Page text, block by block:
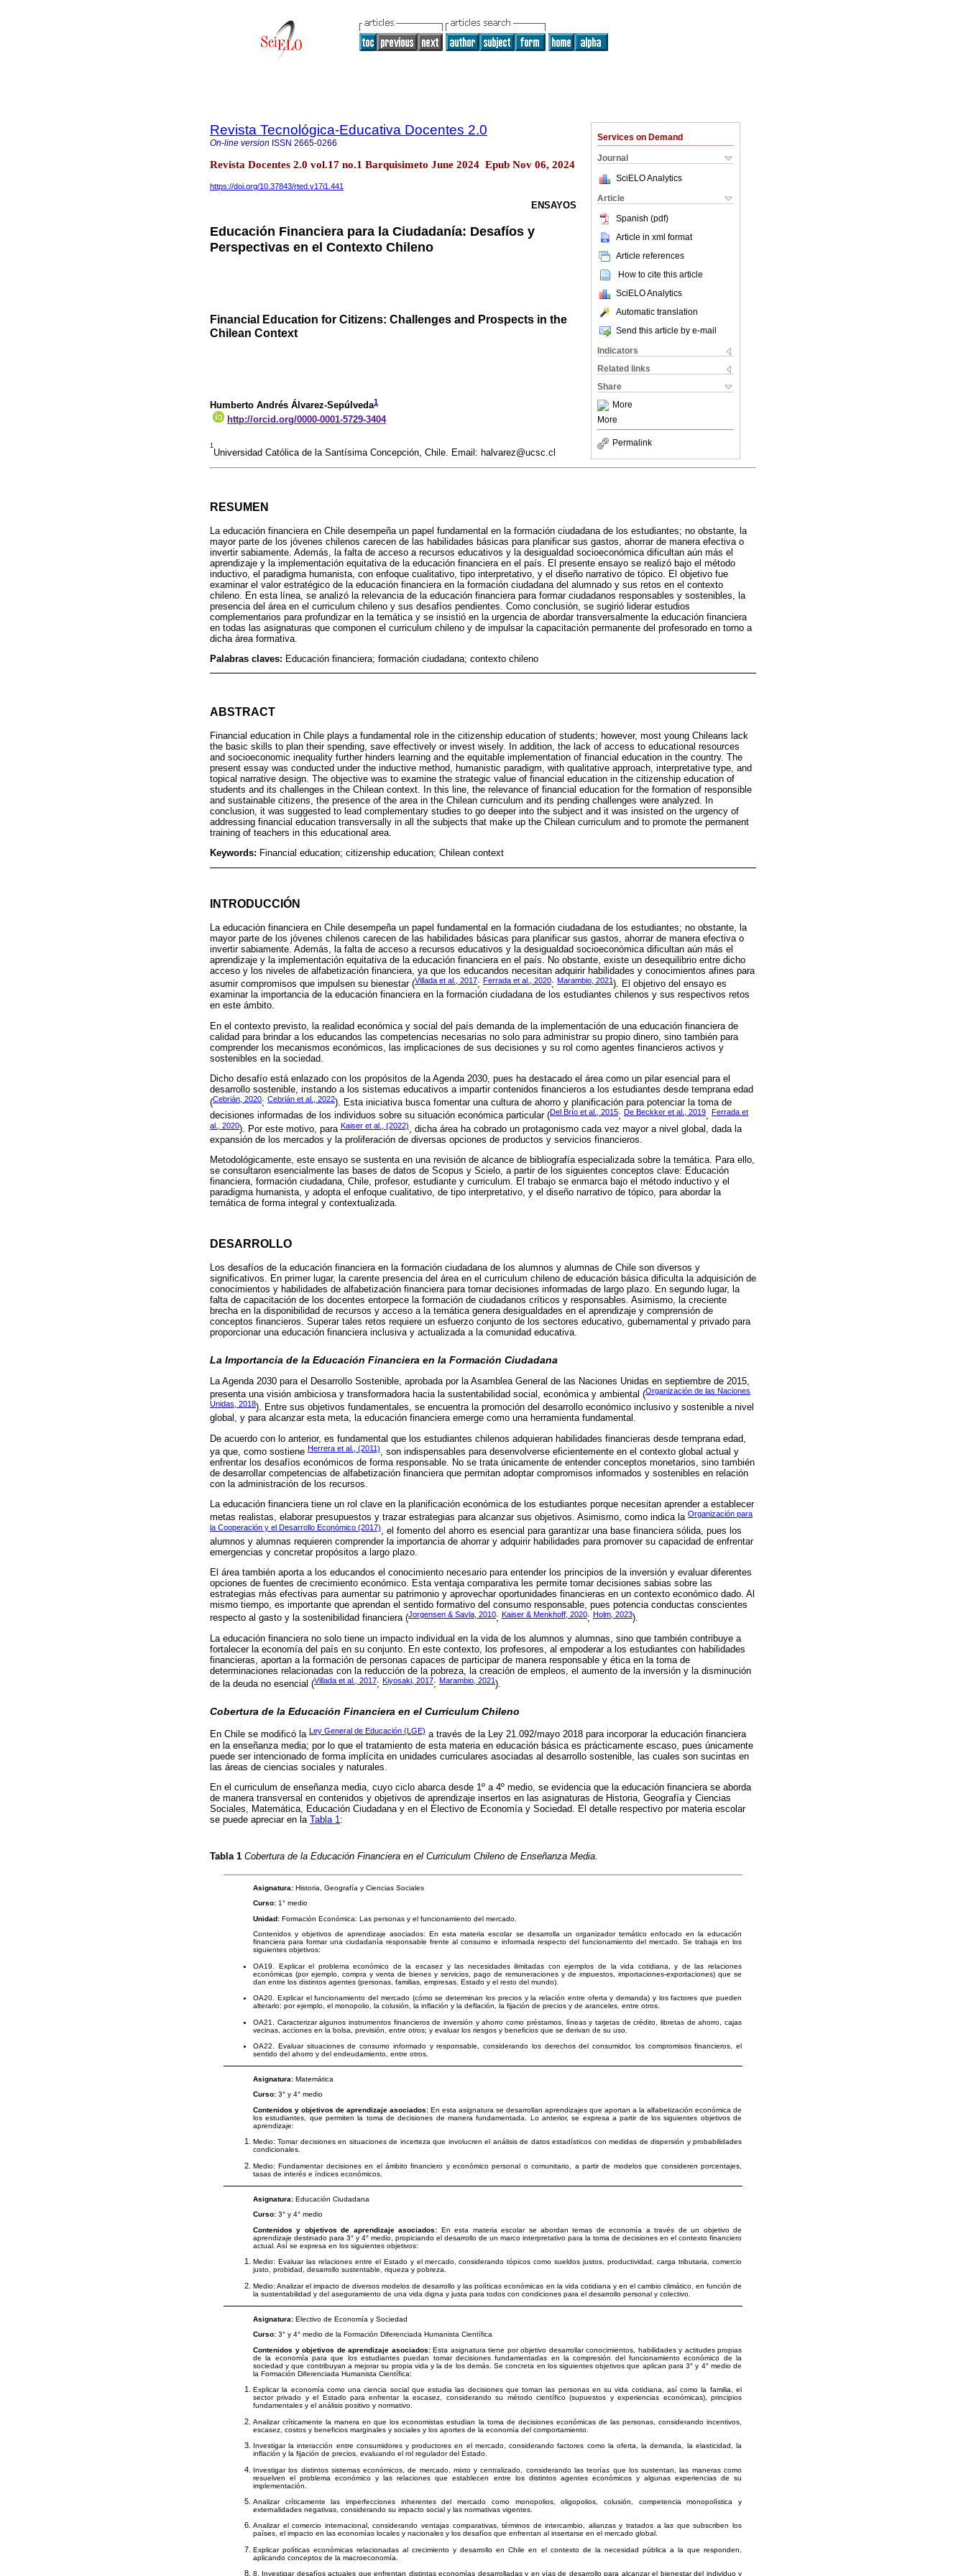
Services on Demand
Journal
SciELO Analytics
Article
Spanish (pdf)
Article in xml format
Article references
How to cite this article
SciELO Analytics
Automatic translation
Send this article by e-mail
Indicators
Related links
Share
More
More
Permalink
Revista Tecnológica-Educativa Docentes 2.0
On-line version ISSN 2665-0266
Revista Docentes 2.0 vol.17 no.1 Barquisimeto June 2024 Epub Nov 06, 2024
https://doi.org/10.37843/rted.v17i1.441
ENSAYOS
Educación Financiera para la Ciudadanía: Desafíos y
Perspectivas en el Contexto Chileno
Financial Education for Citizens: Challenges and Prospects in the
Chilean Context
Humberto Andrés Álvarez-Sepúlveda1
http://orcid.org/0000-0001-5729-3404
1
Universidad Católica de la Santísima Concepción, Chile. Email: halvarez@ucsc.cl
RESUMEN
La educación financiera en Chile desempeña un papel fundamental en la formación ciudadana de los estudiantes; no obstante, la
mayor parte de los jóvenes chilenos carecen de las habilidades básicas para planificar sus gastos, ahorrar de manera efectiva o
invertir sabiamente. Además, la falta de acceso a recursos educativos y la desigualdad socioeconómica dificultan aún más el
aprendizaje y la implementación equitativa de la educación financiera en el país. El presente ensayo se realizó bajo el método
inductivo, el paradigma humanista, con enfoque cualitativo, tipo interpretativo, y el diseño narrativo de tópico. El objetivo fue
examinar el valor estratégico de la educación financiera en la formación ciudadana del alumnado y sus retos en el contexto
chileno. En esta línea, se analizó la relevancia de la educación financiera para formar ciudadanos responsables y sostenibles, la
presencia del área en el curriculum chileno y sus desafíos pendientes. Como conclusión, se sugirió liderar estudios
complementarios para profundizar en la temática y se insistió en la urgencia de abordar transversalmente la educación financiera
en todas las asignaturas que componen el curriculum chileno y de impulsar la capacitación permanente del profesorado en torno a
dicha área formativa.
Palabras claves: Educación financiera; formación ciudadana; contexto chileno
ABSTRACT
Financial education in Chile plays a fundamental role in the citizenship education of students; however, most young Chileans lack
the basic skills to plan their spending, save effectively or invest wisely. In addition, the lack of access to educational resources
and socioeconomic inequality further hinders learning and the equitable implementation of financial education in the country. The
present essay was conducted under the inductive method, humanistic paradigm, with qualitative approach, interpretative type, and
topical narrative design. The objective was to examine the strategic value of financial education in the citizenship education of
students and its challenges in the Chilean context. In this line, the relevance of financial education for the formation of responsible
and sustainable citizens, the presence of the area in the Chilean curriculum and its pending challenges were analyzed. In
conclusion, it was suggested to lead complementary studies to go deeper into the subject and it was insisted on the urgency of
addressing financial education transversally in all the subjects that make up the Chilean curriculum and to promote the permanent
training of teachers in this educational area.
Keywords: Financial education; citizenship education; Chilean context
INTRODUCCIÓN
La educación financiera en Chile desempeña un papel fundamental en la formación ciudadana de los estudiantes; no obstante, la
mayor parte de los jóvenes chilenos carecen de las habilidades básicas para planificar sus gastos, ahorrar de manera efectiva o
invertir sabiamente. Además, la falta de acceso a recursos educativos y la desigualdad socioeconómica dificultan aún más el
aprendizaje y la implementación equitativa de la educación financiera en el país. No obstante, existe un desequilibrio entre dicho
acceso y los niveles de alfabetización financiera, ya que los educandos necesitan adquirir habilidades y conocimientos afines para
asumir compromisos que impulsen su bienestar (Villada et al., 2017; Ferrada et al., 2020; Marambio, 2021). El objetivo del ensayo es
examinar la importancia de la educación financiera en la formación ciudadana de los estudiantes chilenos y sus respectivos retos
en este ámbito.
En el contexto previsto, la realidad económica y social del país demanda de la implementación de una educación financiera de
calidad para brindar a los educandos las competencias necesarias no solo para administrar su propio dinero, sino también para
comprender los mecanismos económicos, las implicaciones de sus decisiones y su rol como agentes financieros activos y
sostenibles en la sociedad.
Dicho desafío está enlazado con los propósitos de la Agenda 2030, pues ha destacado el área como un pilar esencial para el
desarrollo sostenible, instando a los sistemas educativos a impartir contenidos financieros a los estudiantes desde temprana edad
(Cebrián, 2020; Cebrián et al., 2022). Esta iniciativa busca fomentar una cultura de ahorro y planificación para potenciar la toma de
decisiones informadas de los individuos sobre su situación económica particular (Del Brío et al., 2015; De Beckker et al., 2019, Ferrada et
al., 2020). Por este motivo, para Kaiser et al., (2022)
, dicha área ha cobrado un protagonismo cada vez mayor a nivel global, dada la
expansión de los mercados y la proliferación de diversas opciones de productos y servicios financieros.
Metodológicamente, este ensayo se sustenta en una revisión de alcance de bibliografía especializada sobre la temática. Para ello,
se consultaron esencialmente las bases de datos de Scopus y Scielo, a partir de los siguientes conceptos clave: Educación
financiera, formación ciudadana, Chile, profesor, estudiante y curriculum. El trabajo se enmarca bajo el método inductivo y el
paradigma humanista, y adopta el enfoque cualitativo, de tipo interpretativo, y el diseño narrativo de tópico, para abordar la
temática de forma integral y contextualizada.
DESARROLLO
Los desafíos de la educación financiera en la formación ciudadana de los alumnos y alumnas de Chile son diversos y
significativos. En primer lugar, la carente presencia del área en el curriculum chileno de educación básica dificulta la adquisición de
conocimientos y habilidades de alfabetización financiera para tomar decisiones informadas de largo plazo. En segundo lugar, la
falta de capacitación de los docentes entorpece la formación de ciudadanos críticos y responsables. Asimismo, la creciente
brecha en la disponibilidad de recursos y acceso a la temática genera desigualdades en el aprendizaje y comprensión de
conceptos financieros. Superar tales retos requiere un esfuerzo conjunto de los sectores educativo, gubernamental y privado para
proporcionar una educación financiera inclusiva y actualizada a la comunidad educativa.
La Importancia de la Educación Financiera en la Formación Ciudadana
La Agenda 2030 para el Desarrollo Sostenible, aprobada por la Asamblea General de las Naciones Unidas en septiembre de 2015,
presenta una visión ambiciosa y transformadora hacia la sustentabilidad social, económica y ambiental (Organización de las Naciones
Unidas, 2018). Entre sus objetivos fundamentales, se encuentra la promoción del desarrollo económico inclusivo y sostenible a nivel
global, y para alcanzar esta meta, la educación financiera emerge como una herramienta fundamental.
De acuerdo con lo anterior, es fundamental que los estudiantes chilenos adquieran habilidades financieras desde temprana edad,
ya que, como sostiene Herrera et al., (2011), son indispensables para desenvolverse eficientemente en el contexto global actual y
enfrentar los desafíos económicos de forma responsable. No se trata únicamente de entender conceptos monetarios, sino también
de desarrollar competencias de alfabetización financiera que permitan adoptar compromisos informados y sostenibles en relación
con la administración de los recursos.
La educación financiera tiene un rol clave en la planificación económica de los estudiantes porque necesitan aprender a establecer
metas realistas, elaborar presupuestos y trazar estrategias para alcanzar sus objetivos. Asimismo, como indica la Organización para
la Cooperación y el Desarrollo Económico (2017), el fomento del ahorro es esencial para garantizar una base financiera sólida, pues los
alumnos y alumnas requieren comprender la importancia de ahorrar y adquirir habilidades para promover su capacidad de enfrentar
emergencias y concretar propósitos a largo plazo.
El área también aporta a los educandos el conocimiento necesario para entender los principios de la inversión y evaluar diferentes
opciones de fuentes de crecimiento económico. Esta ventaja comparativa les permite tomar decisiones sabias sobre las
estrategias más efectivas para aumentar su patrimonio y aprovechar oportunidades financieras en un contexto económico dado. Al
mismo tiempo, es importante que aprendan el sentido formativo del consumo responsable, pues potencia conductas conscientes
respecto al gasto y la sostenibilidad financiera (Jorgensen & Savla, 2010; Kaiser & Menkhoff, 2020; Holm, 2023).
La educación financiera no solo tiene un impacto individual en la vida de los alumnos y alumnas, sino que también contribuye a
fortalecer la economía del país en su conjunto. En este contexto, los profesores, al empoderar a los estudiantes con habilidades
financieras, aportan a la formación de personas capaces de participar de manera responsable y ética en la toma de
determinaciones relacionadas con la reducción de la pobreza, la creación de empleos, el aumento de la inversión y la disminución
de la deuda no esencial (Villada et al., 2017; Kiyosaki, 2017; Marambio, 2021).
Cobertura de la Educación Financiera en el Curriculum Chileno
En Chile se modificó la Ley General de Educación (LGE) a través de la Ley 21.092/mayo 2018 para incorporar la educación financiera
en la enseñanza media; por lo que el tratamiento de esta materia en educación básica es prácticamente escaso, pues únicamente
puede ser intencionado de forma implícita en unidades curriculares asociadas al desarrollo sostenible, las cuales son sucintas en
las áreas de ciencias sociales y naturales.
En el curriculum de enseñanza media, cuyo ciclo abarca desde 1º a 4º medio, se evidencia que la educación financiera se aborda
de manera transversal en contenidos y objetivos de aprendizaje insertos en las asignaturas de Historia, Geografía y Ciencias
Sociales, Matemática, Educación Ciudadana y en el Electivo de Economía y Sociedad. El detalle respectivo por materia escolar
se puede apreciar en la Tabla 1 :
Tabla 1 Cobertura de la Educación Financiera en el Curriculum Chileno de Enseñanza Media.
Asignatura: Historia, Geografía y Ciencias Sociales
Curso: 1° medio
Unidad: Formación Económica: Las personas y el funcionamiento del mercado.
Contenidos y objetivos de aprendizaje asociados: En esta materia escolar se desarrolla un organizador temático enfocado en la educación
financiera para formar una ciudadanía responsable frente al consumo e informada respecto del funcionamiento del mercado. Se trabaja en los
siguientes objetivos:
OA19. Explicar el problema económico de la escasez y las necesidades ilimitadas con ejemplos de la vida cotidiana, y de las relaciones
económicas (por ejemplo, compra y venta de bienes y servicios, pago de remuneraciones y de impuestos, importaciones-exportaciones) que se
dan entre los distintos agentes (personas, familias, empresas, Estado y el resto del mundo).
OA20. Explicar el funcionamiento del mercado (cómo se determinan los precios y la relación entre oferta y demanda) y los factores que pueden
alterarlo: por ejemplo, el monopolio, la colusión, la inflación y la deflación, la fijación de precios y de aranceles, entre otros.
OA21. Caracterizar algunos instrumentos financieros de inversión y ahorro como préstamos, líneas y tarjetas de crédito, libretas de ahorro, cajas
vecinas, acciones en la bolsa, previsión, entre otros; y evaluar los riesgos y beneficios que se derivan de su uso.
OA22. Evaluar situaciones de consumo informado y responsable, considerando los derechos del consumidor, los compromisos financieros, el
sentido del ahorro y del endeudamiento, entre otros.
Asignatura: Matemática
Curso: 3° y 4° medio
Contenidos y objetivos de aprendizaje asociados: En esta asignatura se desarrollan aprendizajes que aportan a la alfabetización económica de
los estudiantes, que permiten la toma de decisiones de manera fundamentada. Lo anterior, se expresa a partir de los siguientes objetivos de
aprendizaje:
Medio: Tomar decisiones en situaciones de incerteza que involucren el análisis de datos estadísticos con medidas de dispersión y probabilidades
condicionales.
Medio: Fundamentar decisiones en el ámbito financiero y económico personal o comunitario, a partir de modelos que consideren porcentajes,
tasas de interés e índices económicos.
Asignatura: Educación Ciudadana
Curso: 3° y 4° medio
Contenidos y objetivos de aprendizaje asociados: En esta materia escolar se abordan temas de economía a través de un objetivo de
aprendizaje destinado para 3° y 4° medio, propiciando el desarrollo de un marco interpretativo para la toma de decisiones en el contexto financiero
actual. Así se expresa en los siguientes objetivos:
Medio: Evaluar las relaciones entre el Estado y el mercado, considerando tópicos como sueldos justos, productividad, carga tributaria, comercio
justo, probidad, desarrollo sustentable, riqueza y pobreza.
Medio: Analizar el impacto de diversos modelos de desarrollo y las políticas económicas en la vida cotidiana y en el cambio climático, en función de
la sustentabilidad y del aseguramiento de una vida digna y justa para todos con condiciones para el desarrollo personal y colectivo.
Asignatura: Electivo de Economía y Sociedad
Curso: 3° y 4° medio de la Formación Diferenciada Humanista Científica
Contenidos y objetivos de aprendizaje asociados:Esta asignatura tiene por objetivo desarrollar conocimientos, habilidades y actitudes propias
de la economía para que los estudiantes puedan tomar decisiones fundamentadas en la compresión del funcionamiento económico de la
sociedad y que contribuyan a mejorar su propia vida y la de los demás. Se concreta en los siguientes objetivos que aplican para 3° y 4° medio de
la Formación Diferenciada Humanista Científica:
Explicar la economía como una ciencia social que estudia las decisiones que toman las personas en su vida cotidiana, así como la familia, el
sector privado y el Estado para enfrentar la escasez, considerando su método científico (supuestos y experiencias económicas), principios
fundamentales y el análisis positivo y normativo.
Analizar críticamente la manera en que los economistas estudian la toma de decisiones económicas de las personas, considerando incentivos,
escasez, costos y beneficios marginales y sociales y los aportes de la economía del comportamiento.
Investigar la interacción entre consumidores y productores en el mercado, considerando factores como la oferta, la demanda, la elasticidad, la
inflación y la fijación de precios, evaluando el rol regulador del Estado.
Investigar los distintos sistemas económicos, de mercado, mixto y centralizado, considerando las teorías que los sustentan, las maneras como
resuelven el problema económico y las relaciones que establecen entre los distintos agentes económicos y algunas experiencias de su
implementación.
Analizar críticamente las imperfecciones inherentes del mercado como monopolios, oligopolios, colusión, competencia monopolística y
externalidades negativas, considerando su impacto social y las normativas vigentes.
Analizar el comercio internacional, considerando ventajas comparativas, términos de intercambio, alianzas y tratados a las que subscriben los
países, el impacto en las economías locales y nacionales y los desafíos que enfrentan al insertarse en el mercado global.
Explicar políticas económicas relacionadas al crecimiento y desarrollo en Chile en el contexto de la necesidad pública a la que responden,
aplicando conceptos de la macroeconomía.
8. Investigar desafíos actuales que enfrentan distintas economías desarrolladas y en vías de desarrollo para alcanzar el bienestar del individuo y